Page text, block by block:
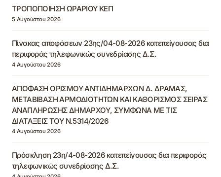
ΤΡΟΠΟΠΟΙΗΣΗ ΩΡΑΡΙΟΥ ΚΕΠ
5 Αυγούστου 2026
Πίνακας αποφάσεων 23ης/04-08-2026 κατεπείγουσας δια
περιφοράς τηλεφωνικώς συνεδρίασης Δ.Σ.
4 Αυγούστου 2026
ΑΠΟΦΑΣΗ ΟΡΙΣΜΟΥ ΑΝΤΙΔΗΜΑΡΧΩΝ Δ. ΔΡΑΜΑΣ,
ΜΕΤΑΒΙΒΑΣΗ ΑΡΜΟΔΙΟΤΗΤΩΝ ΚΑΙ ΚΑΘΟΡΙΣΜΟΣ ΣΕΙΡΑΣ
ΑΝΑΠΛΗΡΩΣΗΣ ΔΗΜΑΡΧΟΥ, ΣΥΜΦΩΝΑ ΜΕ ΤΙΣ
ΔΙΑΤΑΞΕΙΣ ΤΟΥ Ν.5314/2026
4 Αυγούστου 2026
Πρόσκληση 23η/4-08-2026 κατεπείγουσας δια περιφοράς
τηλεφωνικώς συνεδρίασης Δ.Σ.